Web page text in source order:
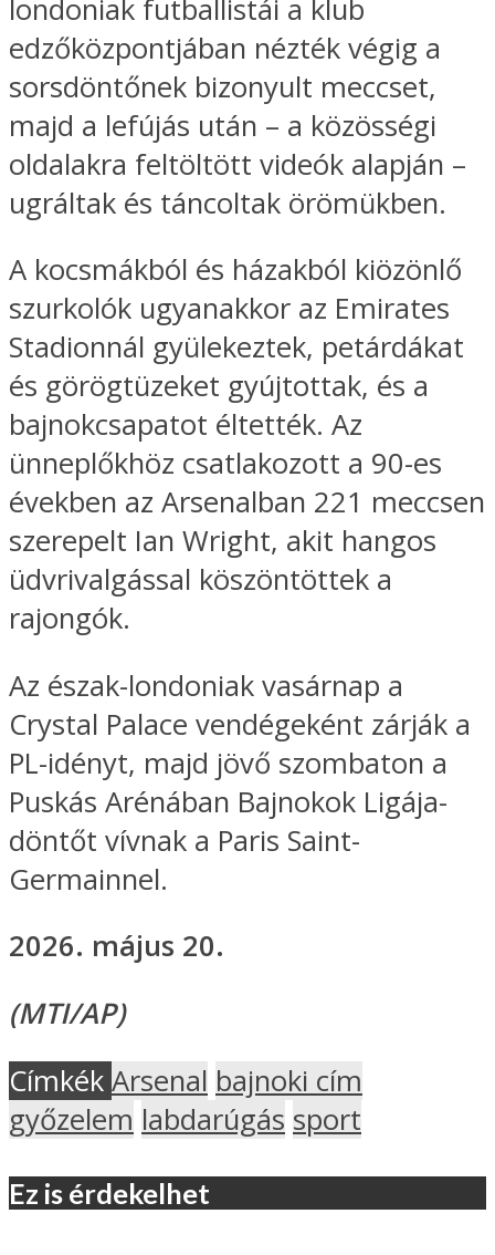
londoniak futballistái a klub
edzőközpontjában nézték végig a
sorsdöntőnek bizonyult meccset,
majd a lefújás után – a közösségi
oldalakra feltöltött videók alapján –
ugráltak és táncoltak örömükben.
A kocsmákból és házakból kiözönlő
szurkolók ugyanakkor az Emirates
Stadionnál gyülekeztek, petárdákat
és görögtüzeket gyújtottak, és a
bajnokcsapatot éltették. Az
ünneplőkhöz csatlakozott a 90-es
években az Arsenalban 221 meccsen
szerepelt Ian Wright, akit hangos
üdvrivalgással köszöntöttek a
rajongók.
Az észak-londoniak vasárnap a
Crystal Palace vendégeként zárják a
PL-idényt, majd jövő szombaton a
Puskás Arénában Bajnokok Ligája-
döntőt vívnak a Paris Saint-
Germainnel.
2026. május 20.
(MTI/AP)
Címkék Arsenal bajnoki cím
győzelem labdarúgás sport
Ez is érdekelhet